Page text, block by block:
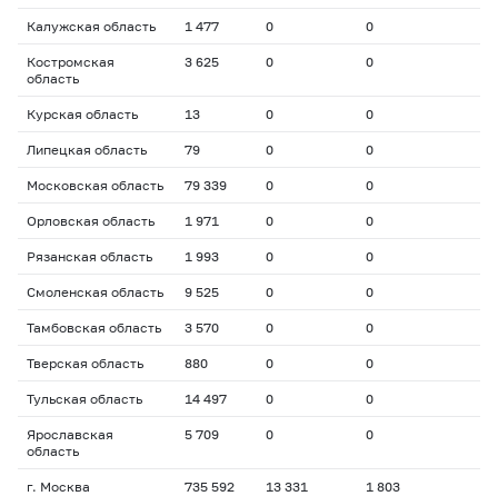
Калужская область 1 477 0 0
Костромская
область
3 625 0 0
Курская область 13 0 0
Липецкая область 79 0 0
Московская область 79 339 0 0
Орловская область 1 971 0 0
Рязанская область 1 993 0 0
Смоленская область 9 525 0 0
Тамбовская область 3 570 0 0
Тверская область 880 0 0
Тульская область 14 497 0 0
Ярославская
область
5 709 0 0
г. Москва 735 592 13 331 1 803